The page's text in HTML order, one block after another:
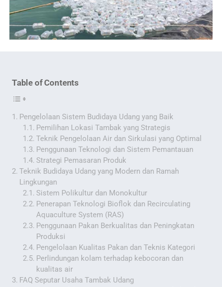
Table of Contents
Pengelolaan Sistem Budidaya Udang yang Baik
Pemilihan Lokasi Tambak yang Strategis
Teknik Pengelolaan Air dan Sirkulasi yang Optimal
Penggunaan Teknologi dan Sistem Pemantauan
Strategi Pemasaran Produk
Teknik Budidaya Udang yang Modern dan Ramah
Lingkungan
Sistem Polikultur dan Monokultur
Penerapan Teknologi Bioflok dan Recirculating
Aquaculture System (RAS)
Penggunaan Pakan Berkualitas dan Peningkatan
Produksi
Pengelolaan Kualitas Pakan dan Teknis Kategori
Perlindungan kolam terhadap kebocoran dan
kualitas air
FAQ Seputar Usaha Tambak Udang